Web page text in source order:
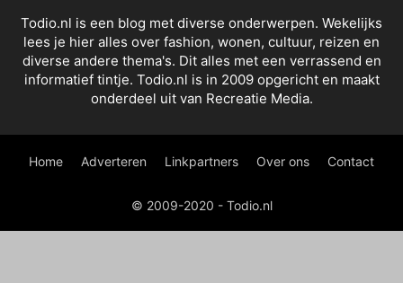
Todio.nl is een blog met diverse onderwerpen. Wekelijks
lees je hier alles over fashion, wonen, cultuur, reizen en
diverse andere thema's. Dit alles met een verrassend en
informatief tintje. Todio.nl is in 2009 opgericht en maakt
onderdeel uit van Recreatie Media.
Home Adverteren Linkpartners Over ons Contact
© 2009-2020 - Todio.nl